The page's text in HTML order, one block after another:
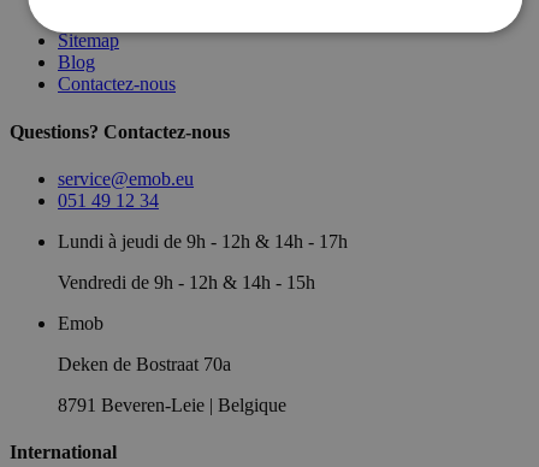
Sitemap
Blog
Contactez-nous
Questions? Contactez-nous
service@emob.eu
051 49 12 34
Lundi à jeudi de 9h - 12h & 14h - 17h
Vendredi de 9h - 12h & 14h - 15h
Emob
Deken de Bostraat 70a
8791 Beveren-Leie | Belgique
International